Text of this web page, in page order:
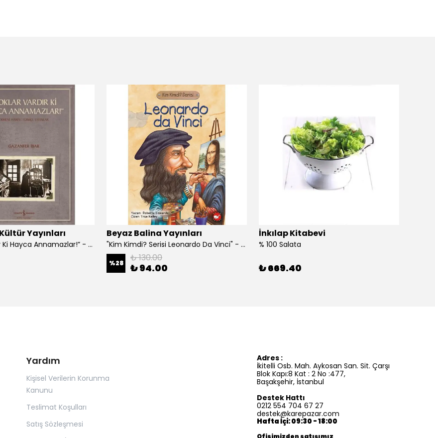
Yayınları
“Çoklar Vardır Ki Hayca Annamazlar!” - Gazanfer İbar
Beyaz Balina Yayınları
"Kim Kimdi? Serisi Leonardo Da Vinci" - Roberta Edwards
%28 ₺ 130.00
₺ 94.00
İnkılap Kitabevi
% 100 Salata
₺ 669.40
Yardım
Kişisel Verilerin Korunma
Kanunu
Teslimat Koşulları
Satış Sözleşmesi
Adres :
İkitelli Osb. Mah. Aykosan San. Sit. Çarşı
Blok Kapı:8 Kat : 2 No :477,
Başakşehir, İstanbul
Destek Hattı
0212 554 704 67 27
destek@karepazar.com
Hafta İçi: 09:30 - 18:00
Ofisimizden satışımız